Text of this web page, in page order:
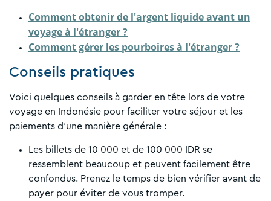
Comment obtenir de l'argent liquide avant un
voyage à l'étranger ?
Comment gérer les pourboires à l'étranger ?
Conseils pratiques
Voici quelques conseils à garder en tête lors de votre
voyage en Indonésie pour faciliter votre séjour et les
paiements d’une manière générale :
Les billets de 10 000 et de 100 000 IDR se
ressemblent beaucoup et peuvent facilement être
confondus. Prenez le temps de bien vérifier avant de
payer pour éviter de vous tromper.